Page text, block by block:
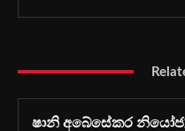
ෂානි අබේසේකර